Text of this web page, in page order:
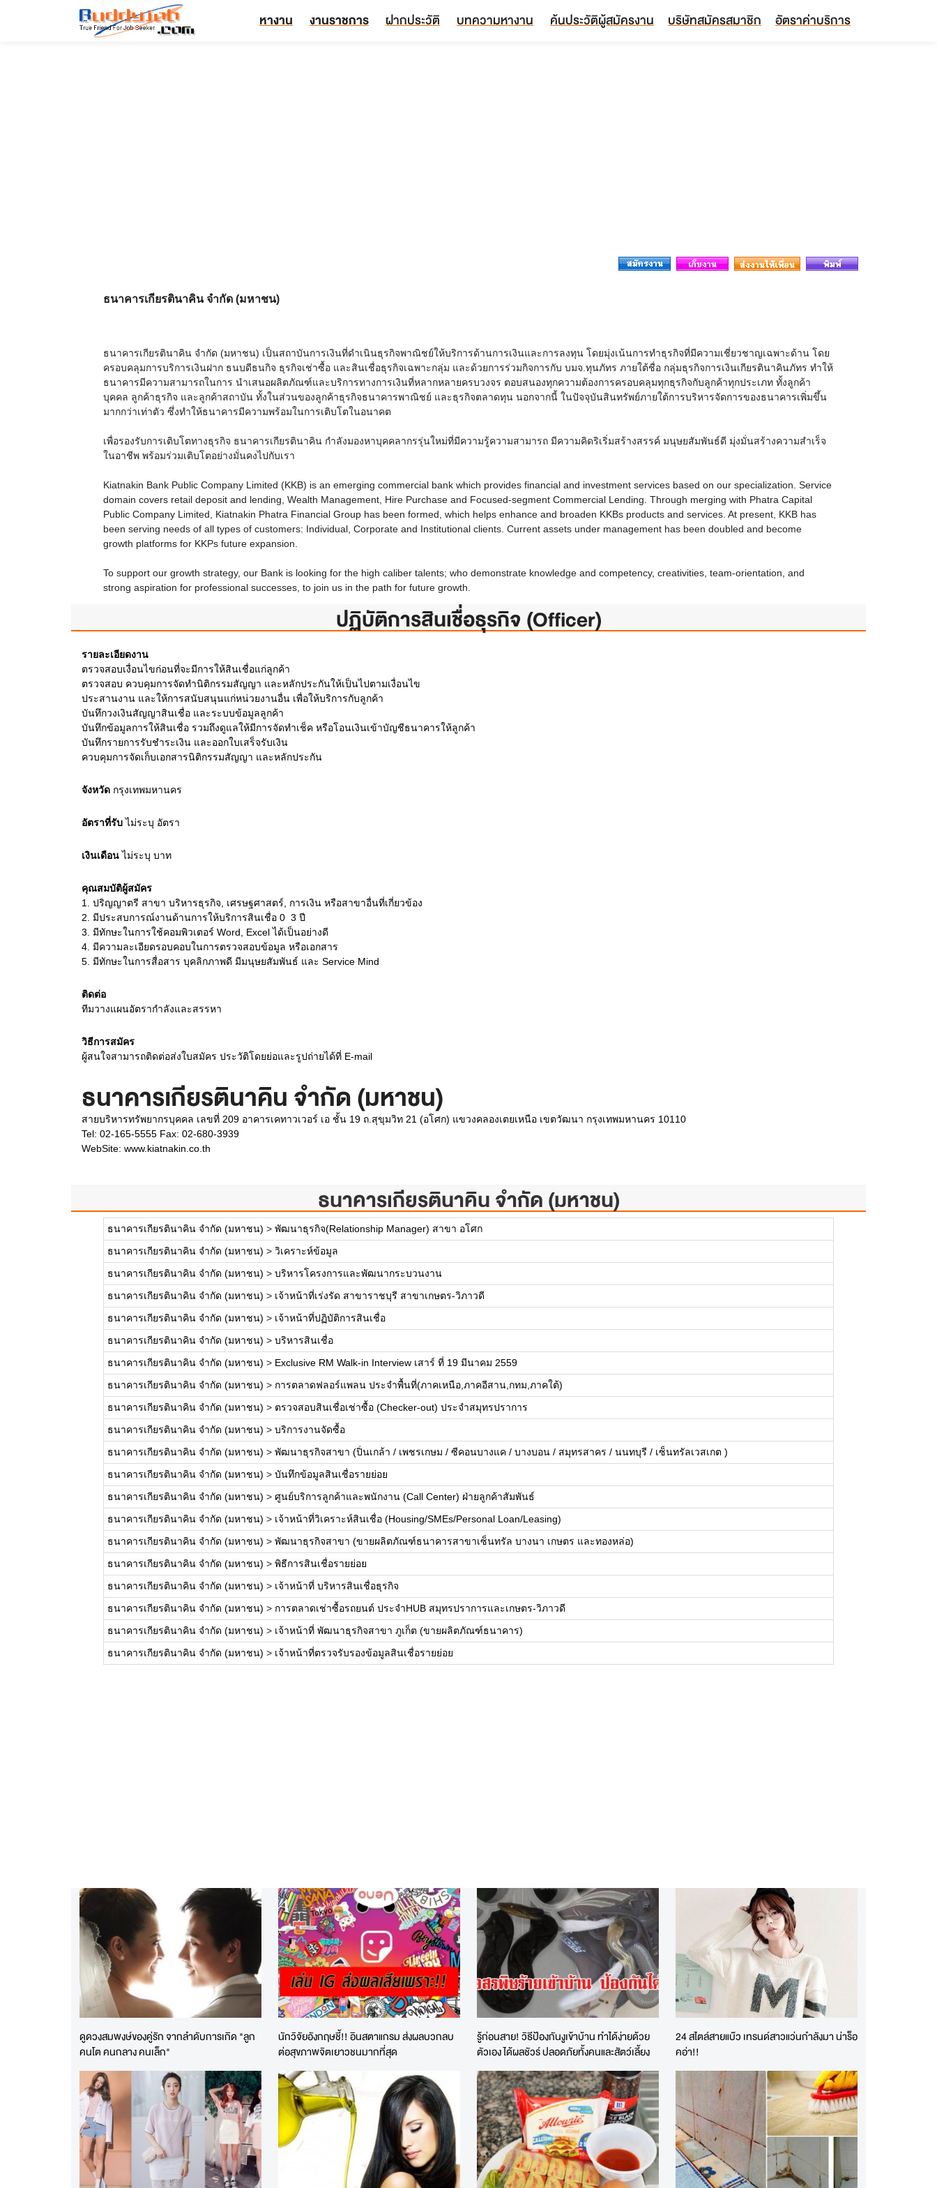
หางาน งานราชการ ฝากประวัติ บทความหางาน ค้นประวัติผู้สมัครงาน บริษัทสมัครสมาชิก อัตราค่าบริการ
ธนาคารเกียรตินาคิน จำกัด (มหาชน)
ธนาคารเกียรตินาคิน จำกัด (มหาชน) เป็นสถาบันการเงินที่ดำเนินธุรกิจพาณิชย์ให้บริการด้านการเงินและการลงทุน โดยมุ่งเน้นการทำธุรกิจที่มีความเชี่ยวชาญเฉพาะด้าน โดย
ครอบคลุมการบริการเงินฝาก ธนบดีธนกิจ ธุรกิจเช่าซื้อ และสินเชื่อธุรกิจเฉพาะกลุ่ม และด้วยการร่วมกิจการกับ บมจ.ทุนภัทร ภายใต้ชื่อ กลุ่มธุรกิจการเงินเกียรตินาคินภัทร ทำให้
ธนาคารมีความสามารถในการ นำเสนอผลิตภัณฑ์และบริการทางการเงินที่หลากหลายครบวงจร ตอบสนองทุกความต้องการครอบคลุมทุกธุรกิจกับลูกค้าทุกประเภท ทั้งลูกค้า
บุคคล ลูกค้าธุรกิจ และลูกค้าสถาบัน ทั้งในส่วนของลูกค้าธุรกิจธนาคารพาณิชย์ และธุรกิจตลาดทุน นอกจากนี้ ในปัจจุบันสินทรัพย์ภายใต้การบริหารจัดการของธนาคารเพิ่มขึ้น
มากกว่าเท่าตัว ซึ่งทำให้ธนาคารมีความพร้อมในการเติบโตในอนาคต
เพื่อรองรับการเติบโตทางธุรกิจ ธนาคารเกียรตินาคิน กำลังมองหาบุคคลากรรุ่นใหม่ที่มีความรู้ความสามารถ มีความคิดริเริ่มสร้างสรรค์ มนุษยสัมพันธ์ดี มุ่งมั่นสร้างความสำเร็จ
ในอาชีพ พร้อมร่วมเติบโตอย่างมั่นคงไปกับเรา
Kiatnakin Bank Public Company Limited (KKB) is an emerging commercial bank which provides financial and investment services based on our specialization. Service
domain covers retail deposit and lending, Wealth Management, Hire Purchase and Focused-segment Commercial Lending. Through merging with Phatra Capital
Public Company Limited, Kiatnakin Phatra Financial Group has been formed, which helps enhance and broaden KKBs products and services. At present, KKB has
been serving needs of all types of customers: Individual, Corporate and Institutional clients. Current assets under management has been doubled and become
growth platforms for KKPs future expansion.
To support our growth strategy, our Bank is looking for the high caliber talents; who demonstrate knowledge and competency, creativities, team-orientation, and
strong aspiration for professional successes, to join us in the path for future growth.
ปฏิบัติการสินเชื่อธุรกิจ (Officer)
รายละเอียดงาน
ตรวจสอบเงื่อนไขก่อนที่จะมีการให้สินเชื่อแก่ลูกค้า
ตรวจสอบ ควบคุมการจัดทำนิติกรรมสัญญา และหลักประกันให้เป็นไปตามเงื่อนไข
ประสานงาน และให้การสนับสนุนแก่หน่วยงานอื่น เพื่อให้บริการกับลูกค้า
บันทึกวงเงินสัญญาสินเชื่อ และระบบข้อมูลลูกค้า
บันทึกข้อมูลการให้สินเชื่อ รวมถึงดูแลให้มีการจัดทำเช็ค หรือโอนเงินเข้าบัญชีธนาคารให้ลูกค้า
บันทึกรายการรับชำระเงิน และออกใบเสร็จรับเงิน
ควบคุมการจัดเก็บเอกสารนิติกรรมสัญญา และหลักประกัน
จังหวัด กรุงเทพมหานคร
อัตราที่รับไม่ระบุ อัตรา
เงินเดือนไม่ระบุ บาท
คุณสมบัติผู้สมัคร
1.
ปริญญาตรี สาขา บริหารธุรกิจ, เศรษฐศาสตร์, การเงิน หรือสาขาอื่นที่เกี่ยวข้อง
2. มีประสบการณ์งานด้านการให้บริการสินเชื่อ 0  3 ปี
3. มีทักษะในการใช้คอมพิวเตอร์ Word, Excel ได้เป็นอย่างดี
4. มีความละเอียดรอบคอบในการตรวจสอบข้อมูล หรือเอกสาร
5. มีทักษะในการสื่อสาร บุคลิกภาพดี มีมนุษยสัมพันธ์ และ Service Mind
ติดต่อ
ทีมวางแผนอัตรากำลังและสรรหา
วิธีการสมัคร
ผู้สนใจสามารถติดต่อส่งใบสมัคร ประวัติโดยย่อและรูปถ่ายได้ที่ E-mail
ธนาคารเกียรตินาคิน จำกัด (มหาชน)
สายบริหารทรัพยากรบุคคล เลขที่ 209 อาคารเคทาวเวอร์ เอ ชั้น 19 ถ.สุขุมวิท 21 (อโศก) แขวงคลองเตยเหนือ เขตวัฒนา กรุงเทพมหานคร 10110
Tel: 02-165-5555 Fax: 02-680-3939
WebSite: www.kiatnakin.co.th
ธนาคารเกียรตินาคิน จำกัด (มหาชน)
ธนาคารเกียรตินาคิน จำกัด (มหาชน) > พัฒนาธุรกิจ(Relationship Manager) สาขา อโศก
ธนาคารเกียรตินาคิน จำกัด (มหาชน) > วิเคราะห์ข้อมูล
ธนาคารเกียรตินาคิน จำกัด (มหาชน) > บริหารโครงการและพัฒนากระบวนงาน
ธนาคารเกียรตินาคิน จำกัด (มหาชน) > เจ้าหน้าที่เร่งรัด สาขาราชบุรี สาขาเกษตร-วิภาวดี
ธนาคารเกียรตินาคิน จำกัด (มหาชน) > เจ้าหน้าที่ปฏิบัติการสินเชื่อ
ธนาคารเกียรตินาคิน จำกัด (มหาชน) > บริหารสินเชื่อ
ธนาคารเกียรตินาคิน จำกัด (มหาชน) > Exclusive RM Walk-in Interview เสาร์ ที่ 19 มีนาคม 2559
ธนาคารเกียรตินาคิน จำกัด (มหาชน) > การตลาดฟลอร์แพลน ประจำพื้นที่(ภาคเหนือ,ภาคอีสาน,กทม,ภาคใต้)
ธนาคารเกียรตินาคิน จำกัด (มหาชน) > ตรวจสอบสินเชื่อเช่าซื้อ (Checker-out) ประจำสมุทรปราการ
ธนาคารเกียรตินาคิน จำกัด (มหาชน) > บริการงานจัดซื้อ
ธนาคารเกียรตินาคิน จำกัด (มหาชน) > พัฒนาธุรกิจสาขา (ปิ่นเกล้า / เพชรเกษม / ซีคอนบางแค / บางบอน / สมุทรสาคร / นนทบุรี / เซ็นทรัลเวสเกต )
ธนาคารเกียรตินาคิน จำกัด (มหาชน) > บันทึกข้อมูลสินเชื่อรายย่อย
ธนาคารเกียรตินาคิน จำกัด (มหาชน) > ศูนย์บริการลูกค้าและพนักงาน (Call Center) ฝ่ายลูกค้าสัมพันธ์
ธนาคารเกียรตินาคิน จำกัด (มหาชน) > เจ้าหน้าที่วิเคราะห์สินเชื่อ (Housing/SMEs/Personal Loan/Leasing)
ธนาคารเกียรตินาคิน จำกัด (มหาชน) > พัฒนาธุรกิจสาขา (ขายผลิตภัณฑ์ธนาคารสาขาเซ็นทรัล บางนา เกษตร และทองหล่อ)
ธนาคารเกียรตินาคิน จำกัด (มหาชน) > พิธีการสินเชื่อรายย่อย
ธนาคารเกียรตินาคิน จำกัด (มหาชน) > เจ้าหน้าที่ บริหารสินเชื่อธุรกิจ
ธนาคารเกียรตินาคิน จำกัด (มหาชน) > การตลาดเช่าซื้อรถยนต์ ประจำHUB สมุทรปราการและเกษตร-วิภาวดี
ธนาคารเกียรตินาคิน จำกัด (มหาชน) > เจ้าหน้าที่ พัฒนาธุรกิจสาขา ภูเก็ต (ขายผลิตภัณฑ์ธนาคาร)
ธนาคารเกียรตินาคิน จำกัด (มหาชน) > เจ้าหน้าที่ตรวจรับรองข้อมูลสินเชื่อรายย่อย
ดูดวงสมพงษ์ของคู่รัก จากลำดับการเกิด "ลูก
คนโต คนกลาง คนเล็ก"
นักวิจัยอังกฤษชี้!! อินสตาแกรม ส่งผลบวกลบ
ต่อสุขภาพจิตเยาวชนมากที่สุด
รู้ก่อนสาย! วิธีป้องกันงูเข้าบ้าน ทำได้ง่ายด้วย
ตัวเอง ได้ผลชัวร์ ปลอดภัยทั้งคนและสัตว์เลี้ยง
24 สไตล์สายแบ๊ว เทรนด์สาวแว่นกำลังมา น่าร็อ
คอ่า!!